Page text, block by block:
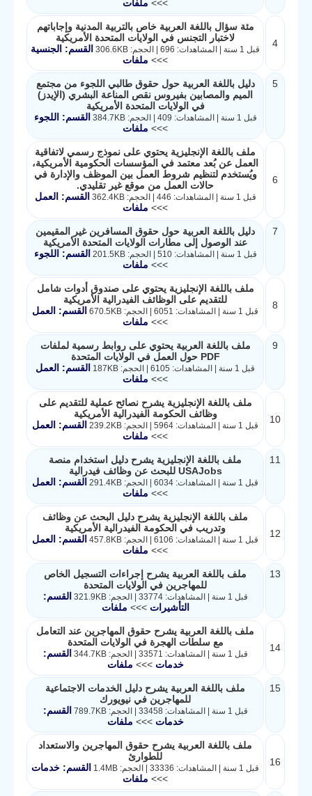
>>> ملفات
4
مئة سؤال باللغة العربية خاص بالتربية المدنية وإجاباتهم
لاختبار التجنس في الولايات المتحدة الأمريكية
قبل 1 سنة | المشاهدات: 696 | الحجم: 306.6KB
القسم: الجنسية
>>> ملفات
5
دليل باللغة العربية حول حقوق طالبي اللجوء من مجتمع
الميم والمصابين بفيروس نقص المناعة البشري (الإيدز)
في الولايات المتحدة الأمريكية
قبل 1 سنة | المشاهدات: 409 | الحجم: 384.7KB
القسم: اللجوء
>>> ملفات
6
ملف باللغة الإنجليزية يحتوي على نموذج رسمي لاتفاقية
العمل عن بُعد معتمد في المؤسسات الحكومية الأمريكية،
ويُستخدم لتنظيم شروط العمل بين الموظف والإدارة في
حالات العمل من موقع غير تقليدي.
قبل 1 سنة | المشاهدات: 446 | الحجم: 362.4KB
القسم: العمل
>>> ملفات
7
دليل باللغة العربية حول حقوق المسافرين غير المقيمين
عند الوصول إلى مطارات الولايات المتحدة الأمريكية
قبل 1 سنة | المشاهدات: 510 | الحجم: 201.5KB
القسم: اللجوء
>>> ملفات
8
ملف باللغة الإنجليزية يحتوي على صندوق أدوات شامل
للتقديم على الوظائف الفيدرالية الأمريكية
قبل 1 سنة | المشاهدات: 6051 | الحجم: 670.5KB
القسم: العمل
>>> ملفات
9
ملف باللغة العربية يحتوي على روابط رسمية لملفات
PDF حول العمل في الولايات المتحدة
قبل 1 سنة | المشاهدات: 6105 | الحجم: 187KB
القسم: العمل
>>> ملفات
10
ملف باللغة الإنجليزية يشرح نصائح عملية للتقديم على
وظائف الحكومة الفيدرالية الأمريكية
قبل 1 سنة | المشاهدات: 5964 | الحجم: 239.2KB
القسم: العمل
>>> ملفات
11
ملف باللغة الإنجليزية يشرح دليل استخدام منصة
USAJobs للبحث عن وظائف فيدرالية
قبل 1 سنة | المشاهدات: 6034 | الحجم: 291.4KB
القسم: العمل
>>> ملفات
12
ملف باللغة الإنجليزية يشرح دليل البحث عن وظائف
وتدريب في الحكومة الفيدرالية الأمريكية
قبل 1 سنة | المشاهدات: 6106 | الحجم: 457.8KB
القسم: العمل
>>> ملفات
13
ملف باللغة العربية يشرح إجراءات التسجيل الخاص
للمهاجرين في الولايات المتحدة
قبل 1 سنة | المشاهدات: 33774 | الحجم: 321.9KB
القسم:
التأشيرات>>> ملفات
14
ملف باللغة العربية يشرح حقوق المهاجرين عند التعامل
مع سلطات الهجرة في الولايات المتحدة
قبل 1 سنة | المشاهدات: 33571 | الحجم: 344.7KB
القسم:
خدمات>>> ملفات
15
ملف باللغة العربية يشرح دليل الخدمات الاجتماعية
للمهاجرين في نيويورك
قبل 1 سنة | المشاهدات: 33458 | الحجم: 789.7KB
القسم:
خدمات>>> ملفات
16
ملف باللغة العربية يشرح حقوق المهاجرين والاستعداد
للطوارئ
قبل 1 سنة | المشاهدات: 33336 | الحجم: 1.4MB
القسم: خدمات
>>> ملفات